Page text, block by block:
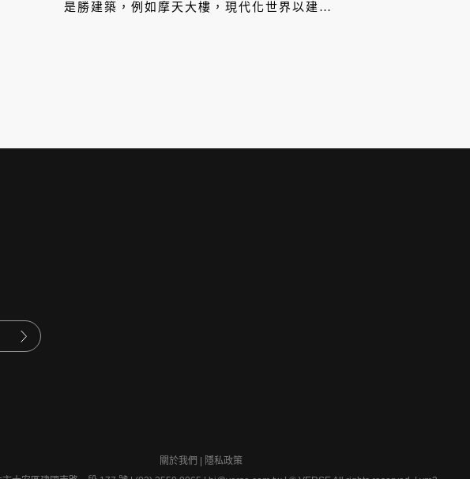
是勝建築，例如摩天大樓，現代化世界以建築
關於我們
隱私政策